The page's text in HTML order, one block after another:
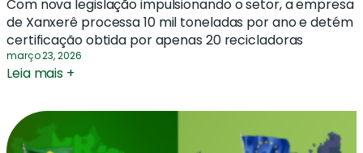
Com nova legislação impulsionando o setor, a empresa
de Xanxerê processa 10 mil toneladas por ano e detém
certificação obtida por apenas 20 recicladoras
março 23, 2026
Leia mais +